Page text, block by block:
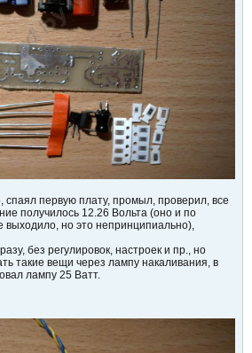
первую плату, промыл, проверил, все
получилось 12.26 Вольта (оно и по
выходило, но это непринципиально),
без регулировок, настроек и пр., но
такие вещи через лампу накаливания, в
лампу 25 Ватт.